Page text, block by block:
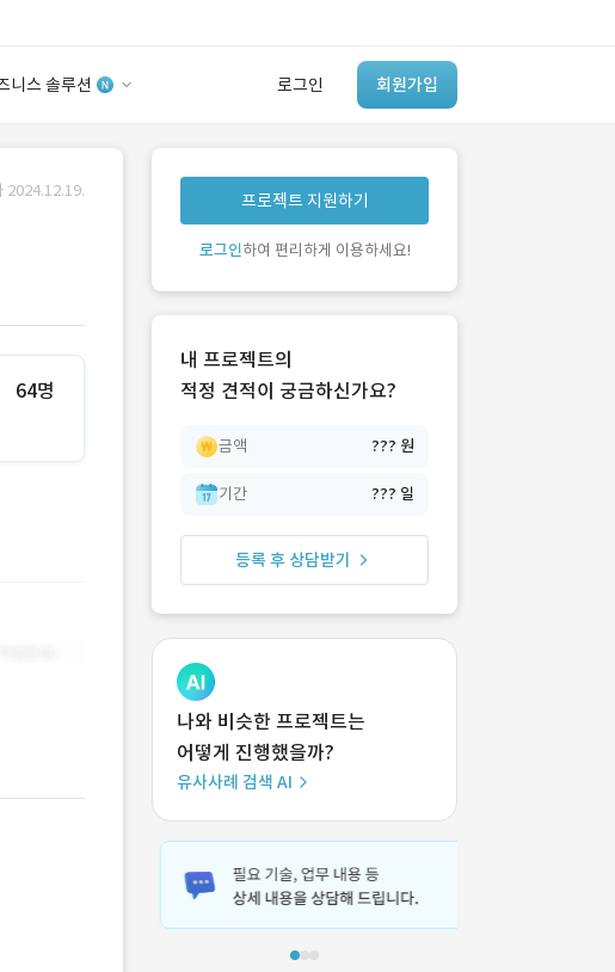
니스 솔루션 로그인 회원가입
코드 케어
유사사례 검색 AI
‘이런 거’ 만들어본
개발 회사 있어?
2024.12.19.
64명
프로젝트 지원하기
로그인하여 편리하게 이용하세요!
내 프로젝트의
적정 견적이 궁금하신가요?
금액 ??? 원
기간 ??? 일
등록 후 상담받기
나와 비슷한 프로젝트는
어떻게 진행했을까?
유사사례 검색 AI